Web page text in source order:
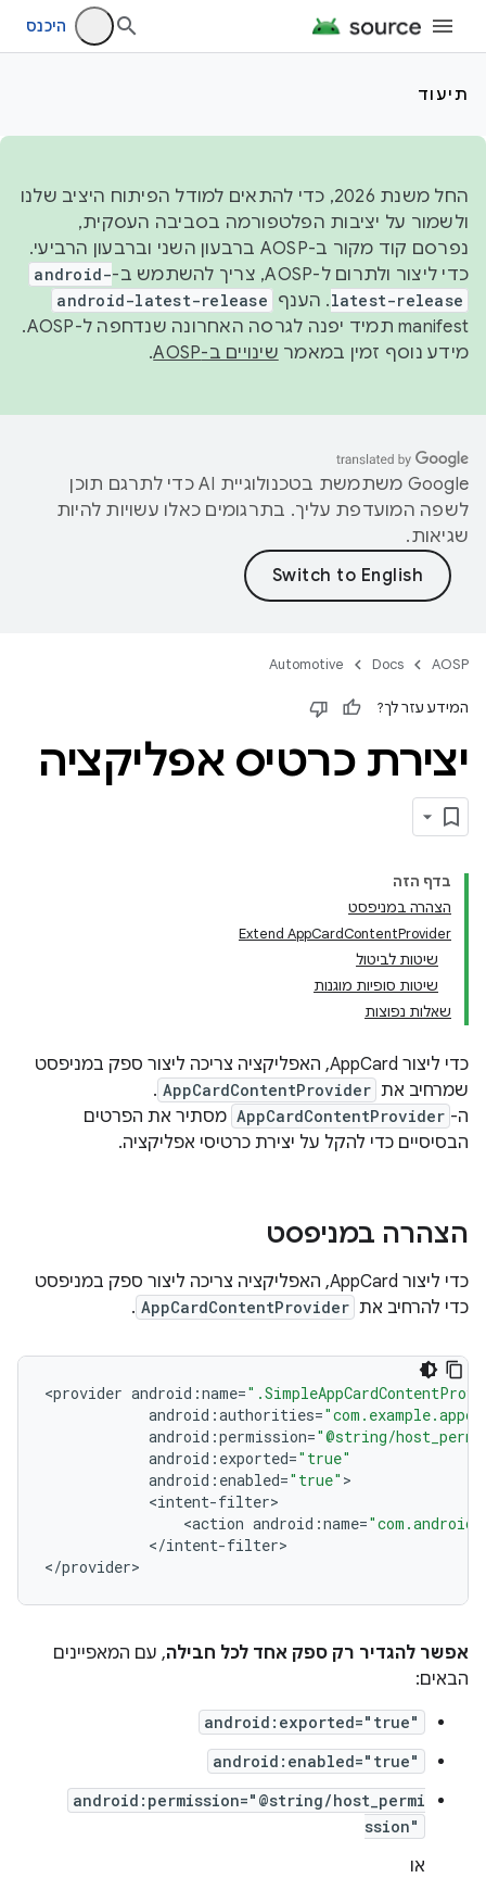
היכנס
תיעוד
החל משנת 2026, כדי להתאים למודל הפיתוח היציב שלנו
ולשמור על יציבות הפלטפורמה בסביבה העסקית,
נפרסם קוד מקור ב-AOSP ברבעון השני וברבעון הרביעי.
כדי ליצור ולתרום ל-AOSP, צריך להשתמש ב-
android-
latest-release. הענף android-latest-release
manifest תמיד יפנה לגרסה האחרונה שנדחפה ל-AOSP.
מידע נוסף זמין במאמר שינויים ב-AOSP .
‫Google משתמשת בטכנולוגיית AI כדי לתרגם תוכן
לשפה המועדפת עליך. בתרגומים כאלו עשויות להיות
שגיאות.
AOSP
Docs
Automotive
המידע עזר לך?
יצירת כרטיס אפליקציה
בדף הזה
הצהרה במניפסט
Extend AppCardContentProvider
שיטות לביטול
שיטות סופיות מוגנות
שאלות נפוצות
כדי ליצור AppCard, האפליקציה צריכה ליצור ספק במניפסט
שמרחיב את AppCardContentProvider
.
ה- AppCardContentProvider מסתיר את הפרטים
הבסיסיים כדי להקל על יצירת כרטיסי אפליקציה.
הצהרה במניפסט
כדי ליצור AppCard, האפליקציה צריכה ליצור ספק במניפסט
כדי להרחיב את AppCardContentProvider
.
<provider android :name=
android :authorities=
android :permission="@string/
android : exported="true"
android : enabled="true"
<intent-filter
<action android :name=
</intent-filter>
</provider
אפשר להגדיר רק ספק אחד לכל חבילה, עם המאפיינים
הבאים:
android:exported="true"
android:enabled="true"
android:permission="@string/host_permi
ssion"
או